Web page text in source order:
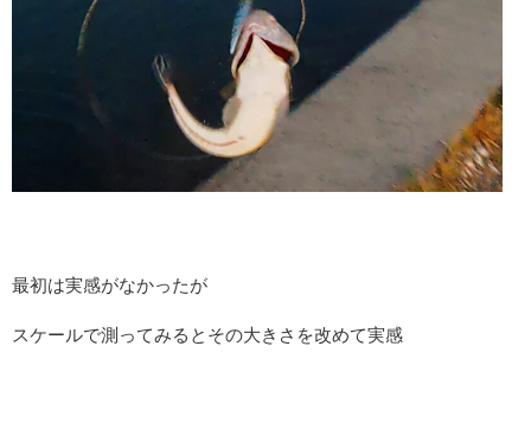
最初は実感がなかったが
スケールで測ってみるとその大きさを改めて実感